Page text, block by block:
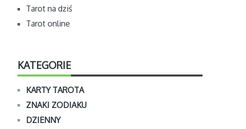
Tarot na dziś
Tarot online
KATEGORIE
KARTY TAROTA
ZNAKI ZODIAKU
DZIENNY